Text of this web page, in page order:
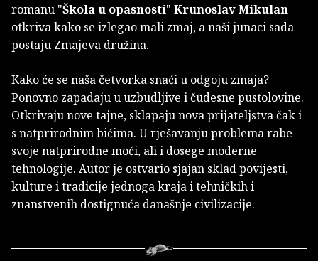
romanu "Škola u opasnosti" Krunoslav Mikulan
otkriva kako se izlegao mali zmaj, a naši junaci sada
postaju Zmajeva družina.
Kako će se naša četvorka snaći u odgoju zmaja?
Ponovno zapadaju u uzbudljive i čudesne pustolovine.
Otkrivaju nove tajne, sklapaju nova prijateljstva čak i
s natprirodnim bićima. U rješavanju problema rabe
svoje natprirodne moći, ali i dosege moderne
tehnologije. Autor je ostvario sjajan sklad povijesti,
kulture i tradicije jednoga kraja i tehničkih i
znanstvenih dostignuća današnje civilizacije.